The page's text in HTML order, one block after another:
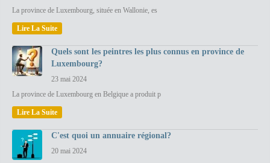
La province de Luxembourg, située en Wallonie, es
Lire La Suite
Quels sont les peintres les plus connus en province de
Luxembourg?
23 mai 2024
La province de Luxembourg en Belgique a produit p
Lire La Suite
C'est quoi un annuaire régional?
20 mai 2024